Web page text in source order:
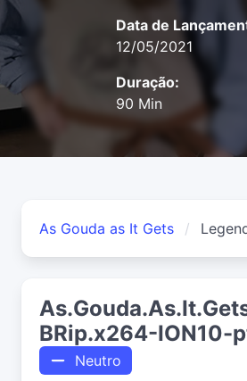
Data de
12/05/2021
Duração:
90 Min
As Gouda as It Gets
BRip.x264-ION10-
Neutro